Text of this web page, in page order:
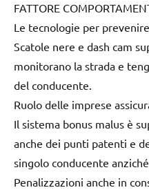
FATTORE
Le tecnologie per
Scatole nere e dash cam
monitorano la strada e
del conducente.
Ruolo delle imprese
Il sistema bonus malus è
anche dei punti patenti e
singolo conducente
Penalizzazioni anche in